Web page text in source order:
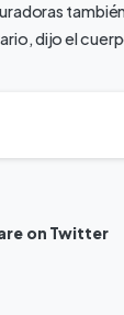
dijo el
on Twitter